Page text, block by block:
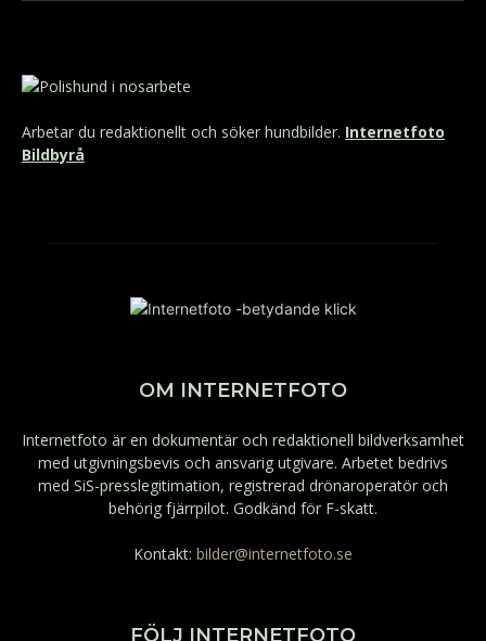
Arbetar du redaktionellt och söker hundbilder. Internetfoto
Bildbyrå
OM INTERNETFOTO
Internetfoto är en dokumentär och redaktionell bildverksamhet
med utgivningsbevis och ansvarig utgivare. Arbetet bedrivs
med SiS-presslegitimation, registrerad drönaroperatör och
behörig fjärrpilot. Godkänd för F-skatt.
Kontakt: bilder@internetfoto.se
FÖLJ INTERNETFOTO